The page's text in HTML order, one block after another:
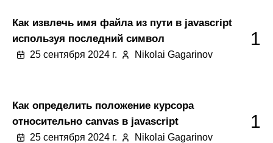
Как извлечь имя файла из пути в javascript
используя последний символ
25 сентября 2024 г. Nikolai Gagarinov
1
Как определить положение курсора
относительно canvas в javascript
25 сентября 2024 г. Nikolai Gagarinov
1